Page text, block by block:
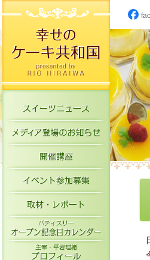
スイー
メディ
開催講座
イベン
取材・レ
パティ
主宰・